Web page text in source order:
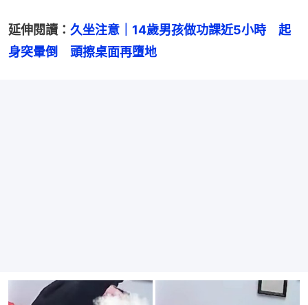
延伸閱讀： 久坐注意｜14歲男孩做功課近5小時　起
身突暈倒　頭擦桌面再墮地